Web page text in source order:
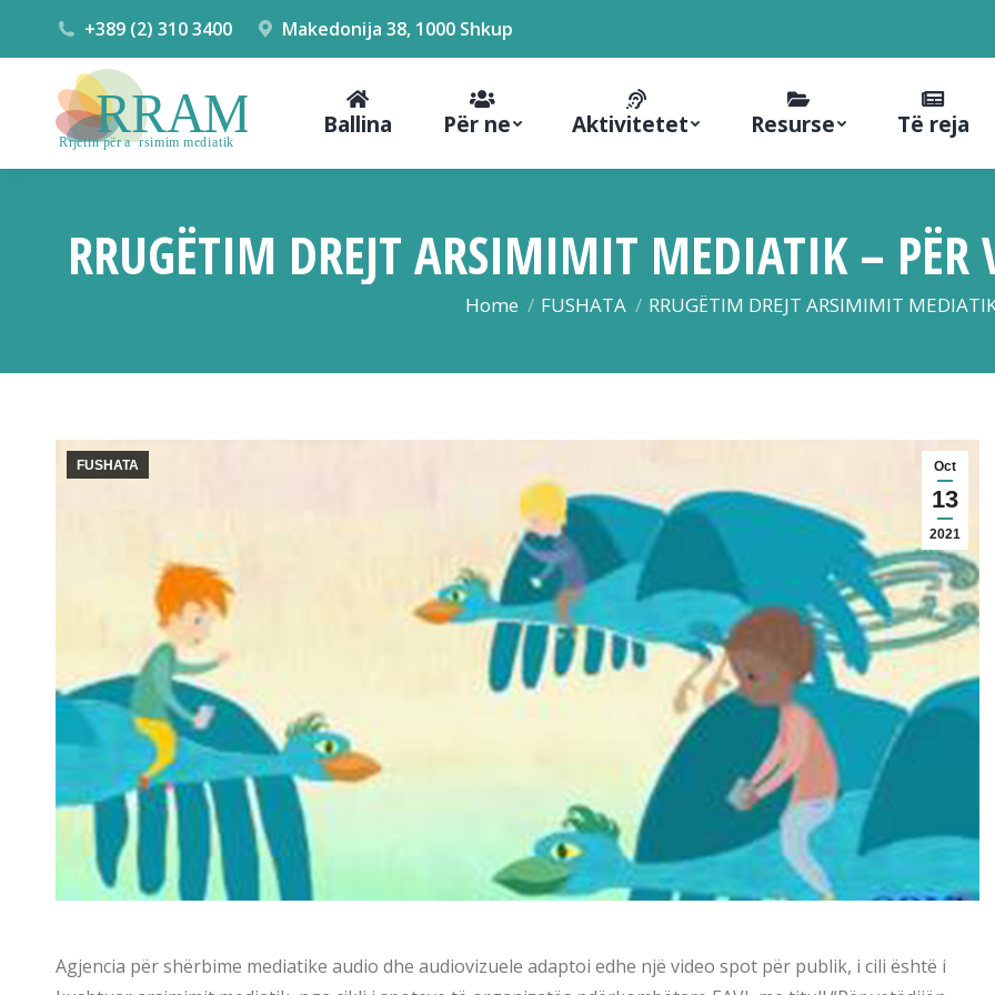
+389 (2) 310 3400 Makedonija 38, 1000 Shkup
Ballina Për ne Aktivitetet Resurse Të reja
RRUGËTIM DREJT ARSIMIMIT MEDIATIK – PËR
You are here:
Home FUSHATA RRUGËTIM DREJT ARSIMIMIT
Oct
13
2021
FUSHATA
Agjencia për shërbime mediatike audio dhe audiovizuele adaptoi edhe një video spot për publik, i cili është i